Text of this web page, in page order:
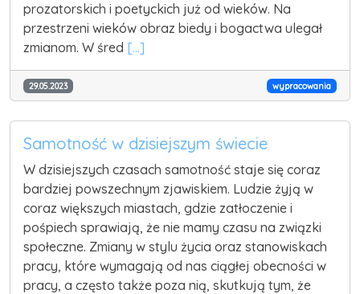
prozatorskich i poetyckich już od wieków. Na
przestrzeni wieków obraz biedy i bogactwa ulegał
zmianom. W śred [...]
29.05.2023 wypracowania
Samotność w dzisiejszym świecie
W dzisiejszych czasach samotność staje się coraz
bardziej powszechnym zjawiskiem. Ludzie żyją w
coraz większych miastach, gdzie zatłoczenie i
pośpiech sprawiają, że nie mamy czasu na związki
społeczne. Zmiany w stylu życia oraz stanowiskach
pracy, które wymagają od nas ciągłej obecności w
pracy, a często także poza nią, skutkują tym, że